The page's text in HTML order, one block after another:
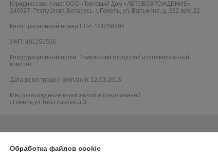
Юридическое лицо: ООО «Торговый Дом «АВТОВОЗРОЖДЕНИЕ»
246027, Республика Беларусь, г. Гомель, ул. Барыкина, д. 232 ком. 22
Регистрационный номер ЕГР: 491056596
УНП: 491056596
Регистрационный орган: Гомельский городской исполнительный
комитет
Дата регистрации компании: 12.03.2013
Местонахождение книги жалоб и предложений:
г.Гомель,ул.Текстильная,д.3
Обработка файлов cookie